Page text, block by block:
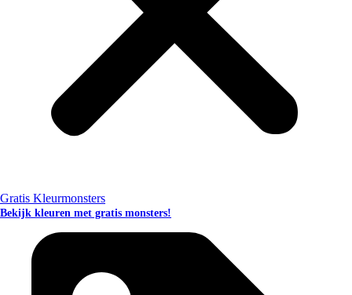
Gratis Kleurmonsters
Bekijk kleuren met gratis monsters!